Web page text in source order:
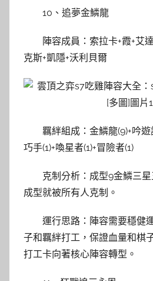
10、追夢金鱗龍
陣容成員：索拉卡+霞+艾
克斯+凱隱+沃利貝爾
羈絆組成：金鱗龍(9)+吟遊
巧手(1)+喚星者(1)+冒險者(1)
克制分析：成型9金鱗三
成型就被所有人克制。
運行思路：陣容需要穩健
子和羈絆打工，保證血量和棋
打工卡向著核心陣容轉型。